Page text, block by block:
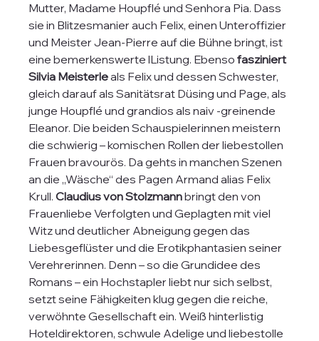
Mutter, Madame Houpflé und Senhora Pia. Dass
sie in Blitzesmanier auch Felix, einen Unteroffizier
und Meister Jean-Pierre auf die Bühne bringt, ist
eine bemerkenswerte lListung. Ebenso fasziniert
Silvia Meisterle als Felix und dessen Schwester,
gleich darauf als Sanitätsrat Düsing und Page, als
junge Houpflé und grandios als naiv -greinende
Eleanor. Die beiden Schauspielerinnen meistern
die schwierig – komischen Rollen der liebestollen
Frauen bravourös. Da gehts in manchen Szenen
an die „Wäsche“ des Pagen Armand alias Felix
Krull. Claudius von Stolzmann bringt den von
Frauenliebe Verfolgten und Geplagten mit viel
Witz und deutlicher Abneigung gegen das
Liebesgeflüster und die Erotikphantasien seiner
Verehrerinnen. Denn – so die Grundidee des
Romans – ein Hochstapler liebt nur sich selbst,
setzt seine Fähigkeiten klug gegen die reiche,
verwöhnte Gesellschaft ein. Weiß hinterlistig
Hoteldirektoren, schwule Adelige und liebestolle